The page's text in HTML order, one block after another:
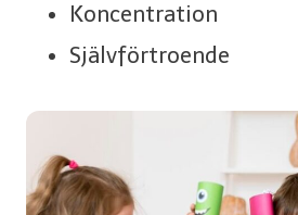
Koncentration
Självförtroende